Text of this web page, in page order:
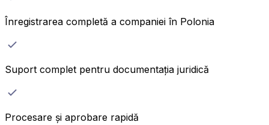
Înregistrarea completă a companiei în Polonia
Suport complet pentru documentația juridică
Procesare și aprobare rapidă